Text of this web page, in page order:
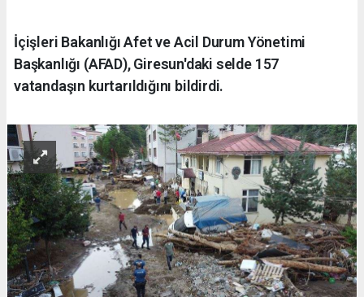
İçişleri Bakanlığı Afet ve Acil Durum Yönetimi
Başkanlığı (AFAD), Giresun'daki selde 157
vatandaşın kurtarıldığını bildirdi.